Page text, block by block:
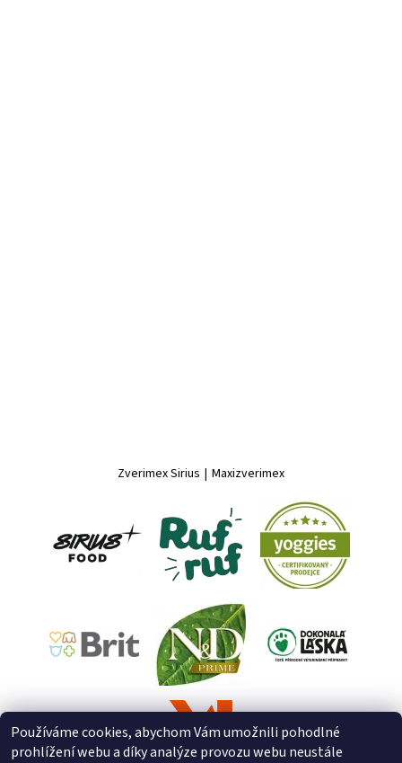
Zverimex Sirius | Maxizverimex
Používáme cookies, abychom Vám umožnili pohodlné
prohlížení webu a díky analýze provozu webu neustále